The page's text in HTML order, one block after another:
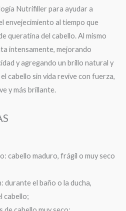
Nutrifiller para ayudar a
envejecimiento al tiempo que
queratina del cabello. Al mismo
intensamente, mejorando
y agregando un brillo natural y
cabello sin vida revive con fuerza,
y más brillante.
cabello maduro, frágil o muy seco
durante el baño o la ducha,
cabello;